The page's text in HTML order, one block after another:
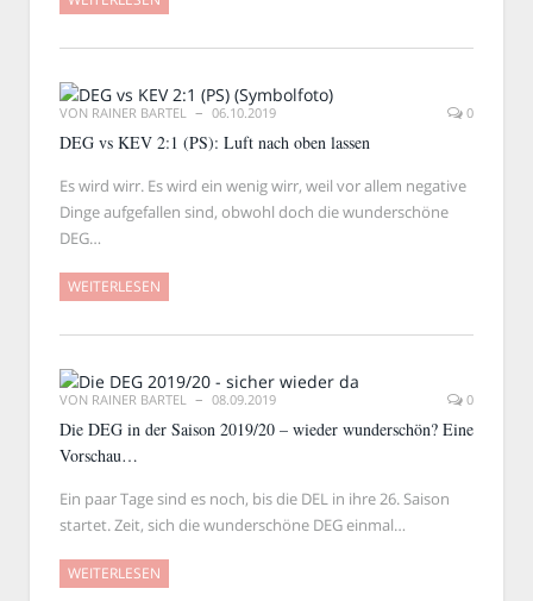
VON RAINER BARTEL 06.10.2019 0
DEG vs KEV 2:1 (PS): Luft nach oben lassen
Es wird wirr. Es wird ein wenig wirr, weil vor allem negative
Dinge aufgefallen sind, obwohl doch die wunderschöne
DEG…
WEITERLESEN
VON RAINER BARTEL 08.09.2019 0
Die DEG in der Saison 2019/20 – wieder wunderschön? Eine
Vorschau…
Ein paar Tage sind es noch, bis die DEL in ihre 26. Saison
startet. Zeit, sich die wunderschöne DEG einmal…
WEITERLESEN